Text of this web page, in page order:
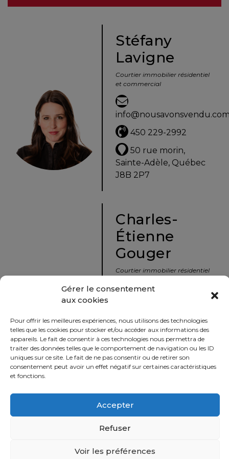
Gérer le consentement
aux cookies
Pour offrir les meilleures expériences, nous utilisons des technologies
telles que les cookies pour stocker et/ou accéder aux informations des
appareils. Le fait de consentir à ces technologies nous permettra de
traiter des données telles que le comportement de navigation ou les ID
uniques sur ce site. Le fait de ne pas consentir ou de retirer son
consentement peut avoir un effet négatif sur certaines caractéristiques
et fonctions.
Accepter
Refuser
Voir les préférences
Évaluation
Avec
un
immobilier
vers
la
tranquillité
d’esprit
défi
Stéfany
Lavigne
Courtier immobilier résidentiel
et commercial
450 229-2992
50 rue morin,
Sainte-Adèle, Québec
J8B 2P7
Charles-
Étienne
Gouger
Courtier immobilier résidentiel
450 229-2992
50 rue morin,
Sainte-Adèle, Québec
J8B 2P7
Partager
Politique